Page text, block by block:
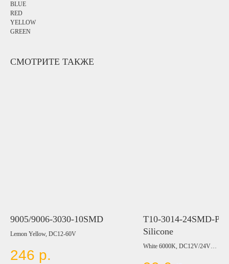
BLUE
RED
YELLOW
GREEN
СМОТРИТЕ ТАКЖЕ
9005/9006-3030-10SMD
Lemon Yellow, DC12-60V
246 р.
T10-3014-24SMD-
Silicone
White 6000K, DC12V/24V